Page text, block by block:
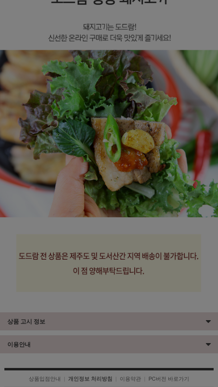
상품 고시 정보
이용안내
상품입점안내 | 개인정보 처리방침 | 이용약관 | PC버전 바로가기